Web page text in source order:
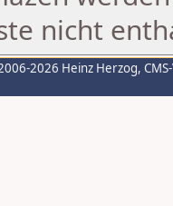
nicht
2026 Heinz Herzog,